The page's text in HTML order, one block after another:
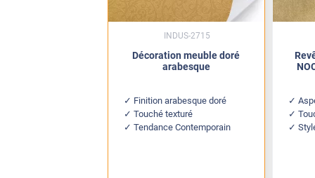
Décoration meuble doré
arabesque
Finition arabesque doré
Touché texturé
Tendance Contemporain
INDUS-2715